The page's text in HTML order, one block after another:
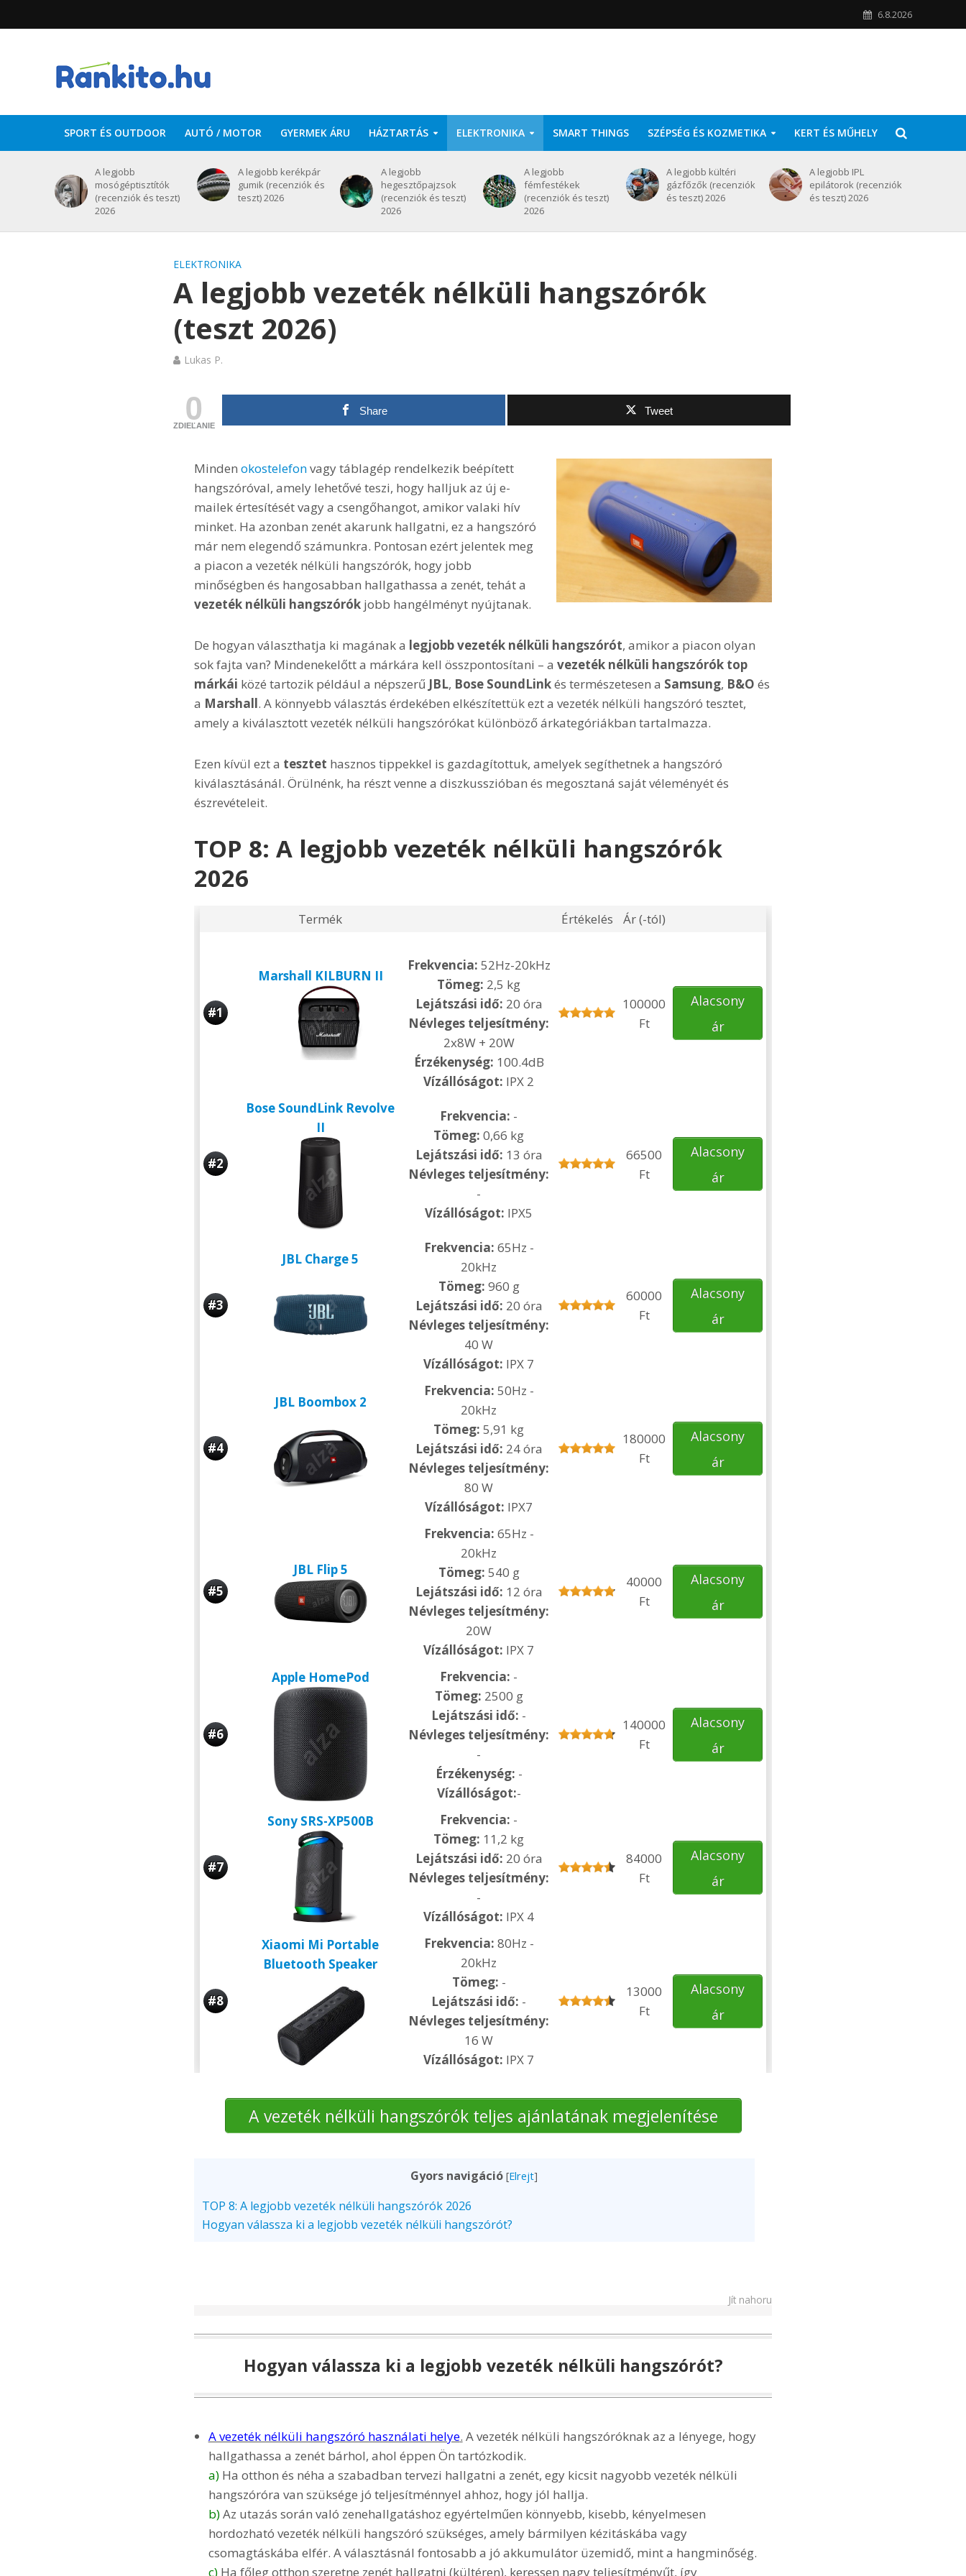
6.8.2026
SPORT ÉS OUTDOOR AUTÓ / MOTOR GYERMEK ÁRU HÁZTARTÁS ELEKTRONIKA SMART THINGS SZÉPSÉG ÉS KOZMETIKA KERT ÉS MŰHELY
A legjobb
mosógéptisztítók
(recenziók és teszt)
2026
A legjobb kerékpár
gumik (recenziók és
teszt) 2026
A legjobb
hegesztőpajzsok
(recenziók és teszt)
2026
A legjobb
fémfestékek
(recenziók és teszt)
2026
A legjobb kültéri
gázfőzők (recenziók
és teszt) 2026
A legjobb IPL
epilátorok (recenziók
és teszt) 2026
ELEKTRONIKA
A legjobb vezeték nélküli hangszórók
(teszt 2026)
Lukas P.
0
ZDIEĽANIE
Share Tweet
Minden okostelefonvagy táblagép rendelkezik beépített
hangszóróval, amely lehetővé teszi, hogy halljuk az új e-
mailek értesítését vagy a csengőhangot, amikor valaki hív
minket. Ha azonban zenét akarunk hallgatni, ez a hangszóró
már nem elegendő számunkra. Pontosan ezért jelentek meg
a piacon a vezeték nélküli hangszórók, hogy jobb
minőségben és hangosabban hallgathassa a zenét, tehát a
vezeték nélküli hangszórókjobb hangélményt nyújtanak.
De hogyan választhatja ki magának a legjobb vezeték nélküli hangszórót, amikor a piacon olyan
sok fajta van? Mindenekelőtt a márkára kell összpontosítani – a vezeték nélküli hangszórók top
márkái közé tartozik például a népszerű JBL, Bose SoundLinkés természetesen a Samsung, B&O és
a Marshall. A könnyebb választás érdekében elkészítettük ezt a vezeték nélküli hangszóró tesztet,
amely a kiválasztott vezeték nélküli hangszórókat különböző árkategóriákban tartalmazza.
Ezen kívül ezt a tesztet hasznos tippekkel is gazdagítottuk, amelyek segíthetnek a hangszóró
kiválasztásánál. Örülnénk, ha részt venne a diszkusszióban és megosztaná saját véleményét és
észrevételeit.
TOP 8: A legjobb vezeték nélküli hangszórók
2026
Termék Értékelés Ár (-tól)
#1
Marshall KILBURN II
Frekvencia: 52Hz-20kHz
Tömeg: 2,5 kg
Lejátszási idő: 20 óra
Névleges teljesítmény:
2x8W + 20W
Érzékenység: 100.4dB
Vízállóságot: IPX 2
100000
Ft
Alacsony
ár
#2
Bose SoundLink Revolve
II
Frekvencia: -
Tömeg: 0,66 kg
Lejátszási idő: 13 óra
Névleges teljesítmény:
-
Vízállóságot: IPX5
66500
Ft
Alacsony
ár
#3
JBL Charge 5
Frekvencia: 65Hz -
20kHz
Tömeg: 960 g
Lejátszási idő: 20 óra
Névleges teljesítmény:
40 W
Vízállóságot: IPX 7
60000
Ft
Alacsony
ár
#4
JBL Boombox 2
Frekvencia: 50Hz -
20kHz
Tömeg: 5,91 kg
Lejátszási idő: 24 óra
Névleges teljesítmény:
80 W
Vízállóságot: IPX7
180000
Ft
Alacsony
ár
#5
JBL Flip 5
Frekvencia: 65Hz -
20kHz
Tömeg: 540 g
Lejátszási idő: 12 óra
Névleges teljesítmény:
20W
Vízállóságot: IPX 7
40000
Ft
Alacsony
ár
#6
Apple HomePod Frekvencia: -
Tömeg: 2500 g
Lejátszási idő: -
Névleges teljesítmény:
-
Érzékenység: -
Vízállóságot:-
140000
Ft
Alacsony
ár
#7
Sony SRS-XP500B Frekvencia: -
Tömeg: 11,2 kg
Lejátszási idő: 20 óra
Névleges teljesítmény:
-
Vízállóságot: IPX 4
84000
Ft
Alacsony
ár
#8
Xiaomi Mi Portable
Bluetooth Speaker
Frekvencia: 80Hz -
20kHz
Tömeg: -
Lejátszási idő: -
Névleges teljesítmény:
16 W
Vízállóságot: IPX 7
13000
Ft
Alacsony
ár
A vezeték nélküli hangszórók teljes ajánlatának megjelenítése
Gyors navigáció [Elrejt]
TOP 8: A legjobb vezeték nélküli hangszórók 2026
Hogyan válassza ki a legjobb vezeték nélküli hangszórót?
Jít nahoru
Hogyan válassza ki a legjobb vezeték nélküli hangszórót?
A vezeték nélküli hangszóró használati helye. A vezeték nélküli hangszóróknak az a lényege, hogy
hallgathassa a zenét bárhol, ahol éppen Ön tartózkodik.
a)Ha otthon és néha a szabadban tervezi hallgatni a zenét, egy kicsit nagyobb vezeték nélküli
hangszóróra van szüksége jó teljesítménnyel ahhoz, hogy jól hallja.
b)Az utazás során való zenehallgatáshoz egyértelműen könnyebb, kisebb, kényelmesen
hordozható vezeték nélküli hangszóró szükséges, amely bármilyen kézitáskába vagy
csomagtáskába elfér. A választásnál fontosabb a jó akkumulátor üzemidő, mint a hangminőség.
c)Ha főleg otthon szeretne zenét hallgatni (kültéren), keressen nagy teljesítményűt, így